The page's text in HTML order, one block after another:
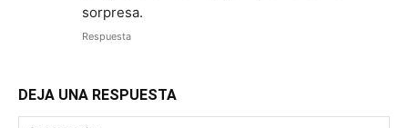
sorpresa.
Respuesta
DEJA UNA RESPUESTA